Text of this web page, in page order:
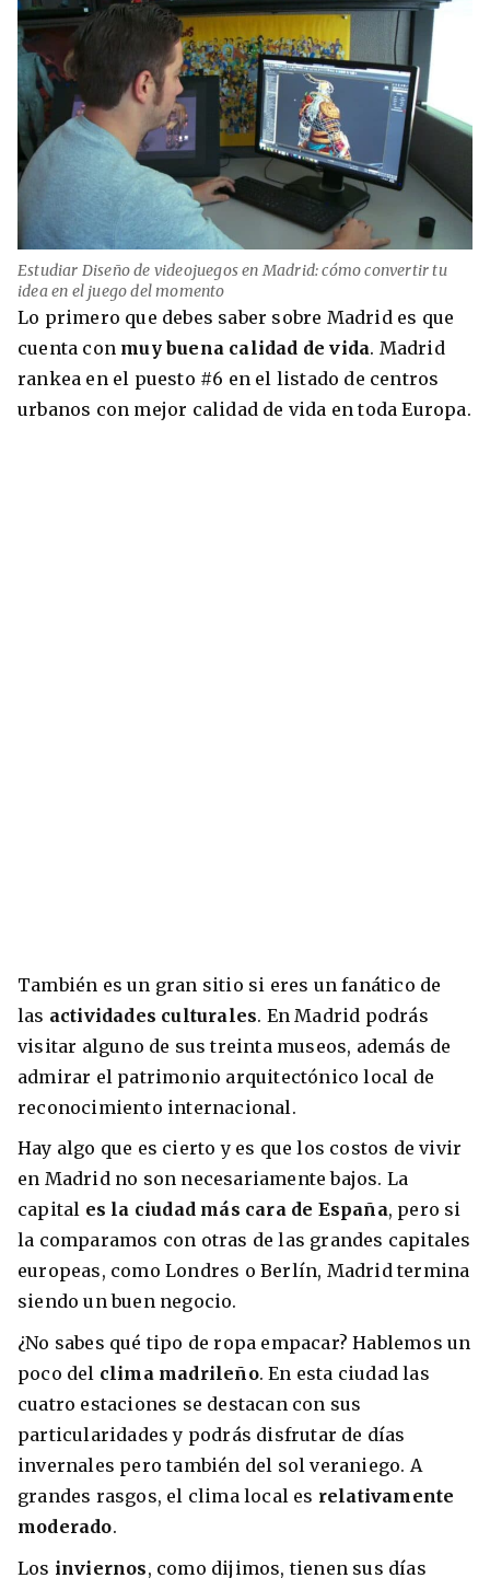
Estudiar Diseño de videojuegos en Madrid: cómo convertir tu
idea en el juego del momento
Lo primero que debes saber sobre Madrid es que
cuenta con muy buena calidad de vida. Madrid
rankea en el puesto #6 en el listado de centros
urbanos con mejor calidad de vida en toda Europa.
También es un gran sitio si eres un fanático de
las actividades culturales. En Madrid podrás
visitar alguno de sus treinta museos, además de
admirar el patrimonio arquitectónico local de
reconocimiento internacional.
Hay algo que es cierto y es que los costos de vivir
en Madrid no son necesariamente bajos. La
capital es la ciudad más cara de España, pero si
la comparamos con otras de las grandes capitales
europeas, como Londres o Berlín, Madrid termina
siendo un buen negocio.
¿No sabes qué tipo de ropa empacar? Hablemos un
poco del clima madrileño. En esta ciudad las
cuatro estaciones se destacan con sus
particularidades y podrás disfrutar de días
invernales pero también del sol veraniego. A
grandes rasgos, el clima local es relativamente
moderado.
Los inviernos, como dijimos, tienen sus días